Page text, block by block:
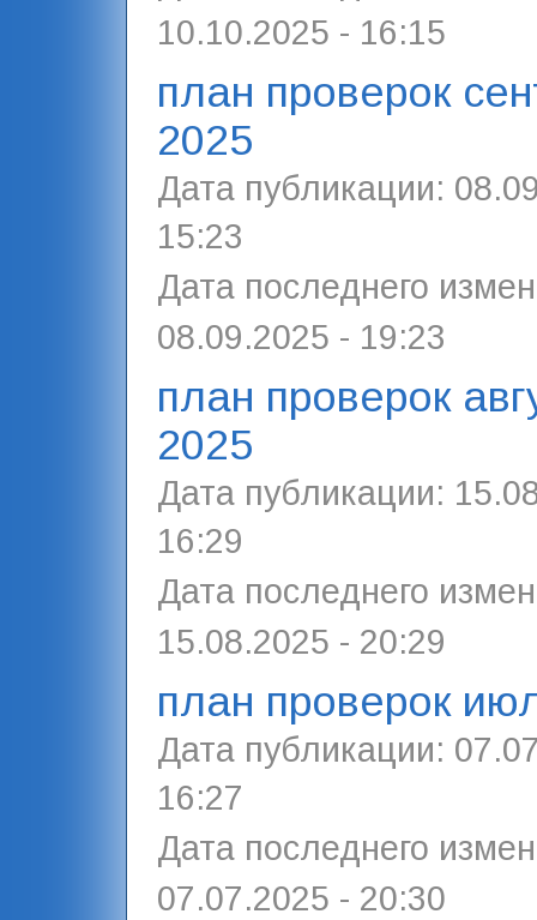
10.10.2025 - 16:15
план проверок
2025
Дата публикации:
15:23
Дата последнего
08.09.2025 - 19:23
план проверок
2025
Дата публикации:
16:29
Дата последнего
15.08.2025 - 20:29
план проверок
Дата публикации:
16:27
Дата последнего
07.07.2025 - 20:30